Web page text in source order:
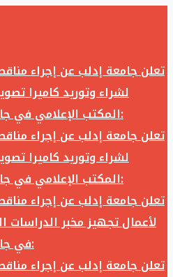
تعلن جامعة إدلب عن إجراء
لشراء وتوريد كاميرا
المكتب الإعلامي في جامعة إدلب وفق الآتي:
تعلن جامعة إدلب عن إجراء
لشراء وتوريد كاميرا
المكتب الإعلامي في جامعة إدلب وفق الآتي:
تعلن جامعة إدلب عن إجراء
لأعمال تجهيز مخبر الدراسات
في جامعة ادلب وفق الآتي:
تعلن جامعة إدلب عن إجراء